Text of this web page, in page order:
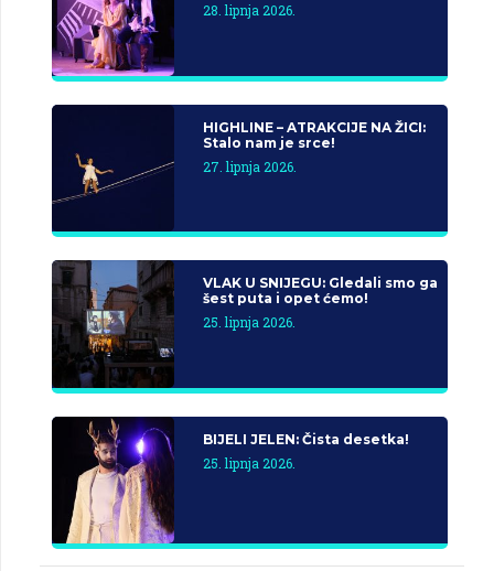
28. lipnja 2026.
HIGHLINE – ATRAKCIJE NA ŽICI:
Stalo nam je srce!
27. lipnja 2026.
VLAK U SNIJEGU: Gledali smo ga
šest puta i opet ćemo!
25. lipnja 2026.
BIJELI JELEN: Čista desetka!
25. lipnja 2026.